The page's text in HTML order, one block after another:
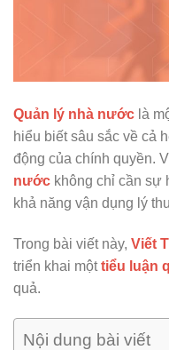
Quản lý nhà nước là
hiểu biết sâu sắc về cả
động của chính quyền.
nước không chỉ cần sự
khả năng vận dụng lý
Trong bài viết này, Viết
triển khai mộttiểu luận
quả.
Nội dung bài viết